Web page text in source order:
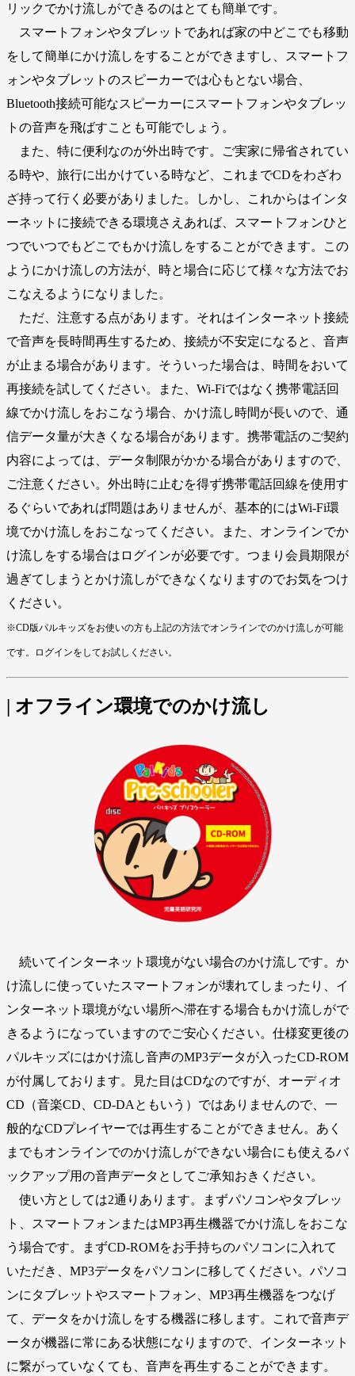
リックでかけ流しができるのはとても簡単です。
スマートフォンやタブレットであれば家の中どこでも移動
をして簡単にかけ流しをすることができますし、スマートフ
ォンやタブレットのスピーカーでは心もとない場合、
Bluetooth接続可能なスピーカーにスマートフォンやタブレッ
トの音声を飛ばすことも可能でしょう。
また、特に便利なのが外出時です。ご実家に帰省されてい
る時や、旅行に出かけている時など、これまでCDをわざわ
ざ持って行く必要がありました。しかし、これからはインタ
ーネットに接続できる環境さえあれば、スマートフォンひと
つでいつでもどこでもかけ流しをすることができます。この
ようにかけ流しの方法が、時と場合に応じて様々な方法でお
こなえるようになりました。
ただ、注意する点があります。それはインターネット接続
で音声を長時間再生するため、接続が不安定になると、音声
が止まる場合があります。そういった場合は、時間をおいて
再接続を試してください。また、Wi-Fiではなく携帯電話回
線でかけ流しをおこなう場合、かけ流し時間が長いので、通
信データ量が大きくなる場合があります。携帯電話のご契約
内容によっては、データ制限がかかる場合がありますので、
ご注意ください。外出時に止むを得ず携帯電話回線を使用す
るぐらいであれば問題はありませんが、基本的にはWi-Fi環
境でかけ流しをおこなってください。また、オンラインでか
け流しをする場合はログインが必要です。つまり会員期限が
過ぎてしまうとかけ流しができなくなりますのでお気をつけ
ください。
※CD版パルキッズをお使いの方も上記の方法でオンラインでのかけ流しが可能
です。ログインをしてお試しください。
| オフライン環境でのかけ流し
続いてインターネット環境がない場合のかけ流しです。か
け流しに使っていたスマートフォンが壊れてしまったり、イ
ンターネット環境がない場所へ滞在する場合もかけ流しがで
きるようになっていますのでご安心ください。仕様変更後の
パルキッズにはかけ流し音声のMP3データが入ったCD-ROM
が付属しております。見た目はCDなのですが、オーディオ
CD（音楽CD、CD-DAともいう）ではありませんので、一
般的なCDプレイヤーでは再生することができません。あく
までもオンラインでのかけ流しができない場合にも使えるバ
ックアップ用の音声データとしてご承知おきください。
使い方としては2通りあります。まずパソコンやタブレッ
ト、スマートフォンまたはMP3再生機器でかけ流しをおこな
う場合です。まずCD-ROMをお手持ちのパソコンに入れて
いただき、MP3データをパソコンに移してください。パソコ
ンにタブレットやスマートフォン、MP3再生機器をつなげ
て、データをかけ流しをする機器に移します。これで音声デ
ータが機器に常にある状態になりますので、インターネット
に繋がっていなくても、音声を再生することができます。